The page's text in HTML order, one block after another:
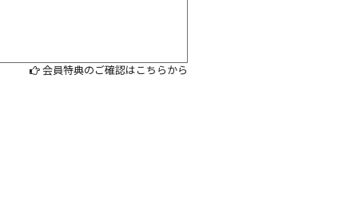
会員特典のご確認はこちらから